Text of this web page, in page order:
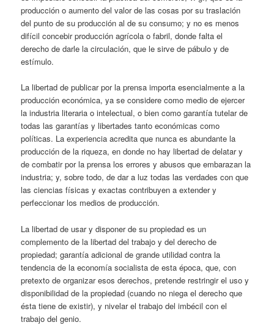
producción o aumento del valor de las cosas por su traslación
del punto de su producción al de su consumo; y no es menos
difícil concebir producción agrícola o fabril, donde falta el
derecho de darle la circulación, que le sirve de pábulo y de
estímulo.
La libertad de publicar por la prensa importa esencialmente a la
producción económica, ya se considere como medio de ejercer
la industria literaria o intelectual, o bien como garantía tutelar de
todas las garantías y libertades tanto económicas como
políticas. La experiencia acredita que nunca es abundante la
producción de la riqueza, en donde no hay libertad de delatar y
de combatir por la prensa los errores y abusos que embarazan la
industria; y, sobre todo, de dar a luz todas las verdades con que
las ciencias físicas y exactas contribuyen a extender y
perfeccionar los medios de producción.
La libertad de usar y disponer de su propiedad es un
complemento de la libertad del trabajo y del derecho de
propiedad; garantía adicional de grande utilidad contra la
tendencia de la economía socialista de esta época, que, con
pretexto de organizar esos derechos, pretende restringir el uso y
disponibilidad de la propiedad (cuando no niega el derecho que
ésta tiene de existir), y nivelar el trabajo del imbécil con el
trabajo del genio.